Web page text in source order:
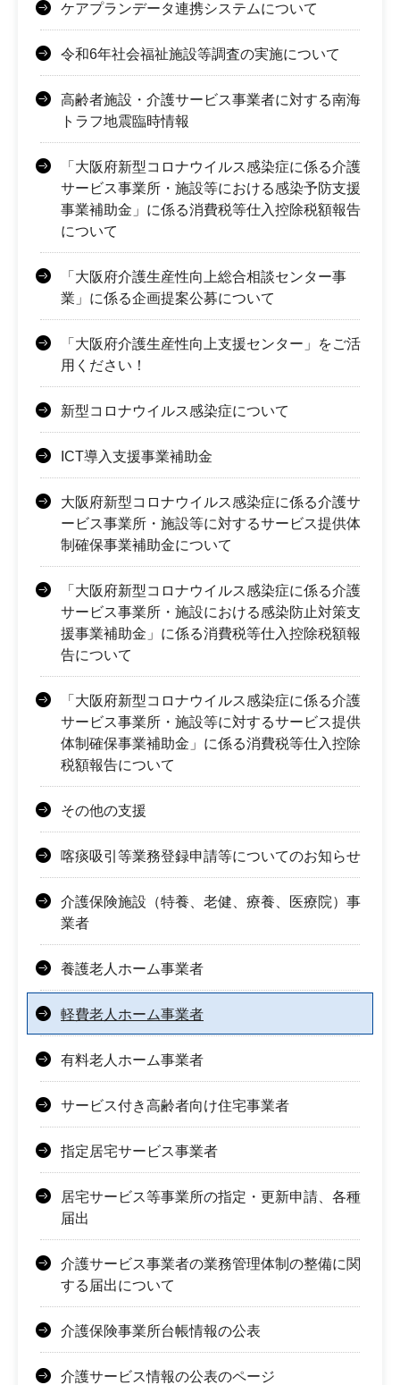
ケアプランデータ連携システムについて
令和6年社会福祉施設等調査の実施について
高齢者施設・介護サービス事業者に対する南海
トラフ地震臨時情報
「大阪府新型コロナウイルス感染症に係る介護
サービス事業所・施設等における感染予防支援
事業補助金」に係る消費税等仕入控除税額報告
について
「大阪府介護生産性向上総合相談センター事
業」に係る企画提案公募について
「大阪府介護生産性向上支援センター」をご活
用ください！
新型コロナウイルス感染症について
ICT導入支援事業補助金
大阪府新型コロナウイルス感染症に係る介護サ
ービス事業所・施設等に対するサービス提供体
制確保事業補助金について
「大阪府新型コロナウイルス感染症に係る介護
サービス事業所・施設における感染防止対策支
援事業補助金」に係る消費税等仕入控除税額報
告について
「大阪府新型コロナウイルス感染症に係る介護
サービス事業所・施設等に対するサービス提供
体制確保事業補助金」に係る消費税等仕入控除
税額報告について
その他の支援
喀痰吸引等業務登録申請等についてのお知らせ
介護保険施設（特養、老健、療養、医療院）事
業者
養護老人ホーム事業者
軽費老人ホーム事業者
有料老人ホーム事業者
サービス付き高齢者向け住宅事業者
指定居宅サービス事業者
居宅サービス等事業所の指定・更新申請、各種
届出
介護サービス事業者の業務管理体制の整備に関
する届出について
介護保険事業所台帳情報の公表
介護サービス情報の公表のページ